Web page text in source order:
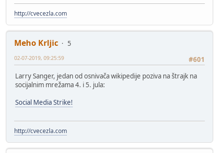
http://cvecezla.com
Meho Krljic
5
#601
02-07-2019, 09:25:59
Larry Sanger, jedan od osnivača wikipedije poziva na štrajk na
socijalnim mrežama 4. i 5. jula:
Social Media Strike!
http://cvecezla.com